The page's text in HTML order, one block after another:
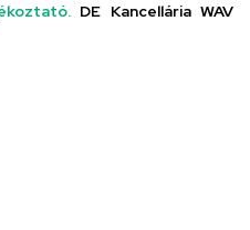
DE Kancellária WAV